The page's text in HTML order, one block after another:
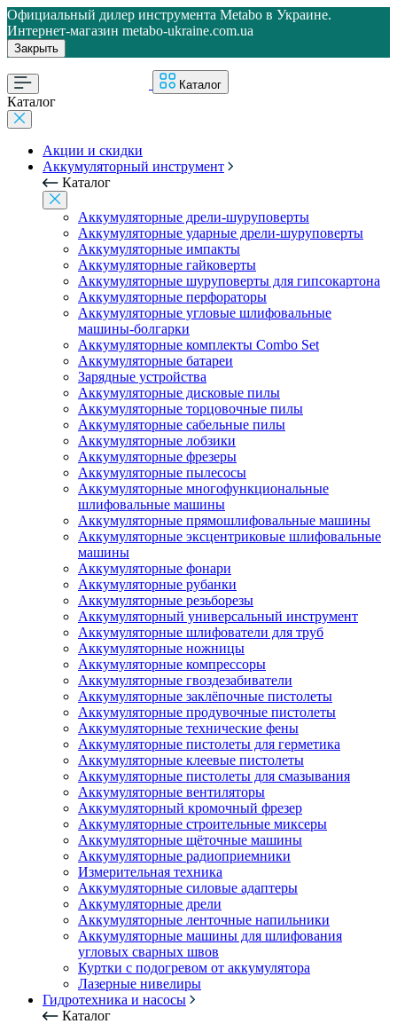
Официальный дилер инструмента Metabo в Украине.
Интернет-магазин metabo-ukraine.com.ua
Закрыть
Каталог
Каталог
Акции и скидки
Аккумуляторный инструмент
Каталог
Аккумуляторные дрели-шуруповерты
Аккумуляторные ударные дрели-шуруповерты
Аккумуляторные импакты
Аккумуляторные гайковерты
Аккумуляторные шуруповерты для гипсокартона
Аккумуляторные перфораторы
Аккумуляторные угловые шлифовальные
машины-болгарки
Аккумуляторные комплекты Combo Set
Аккумуляторные батареи
Зарядные устройства
Аккумуляторные дисковые пилы
Аккумуляторные торцовочные пилы
Аккумуляторные сабельные пилы
Аккумуляторные лобзики
Аккумуляторные фрезеры
Аккумуляторные пылесосы
Аккумуляторные многофункциональные
шлифовальные машины
Аккумуляторные прямошлифовальные машины
Аккумуляторные эксцентриковые шлифовальные
машины
Аккумуляторные фонари
Аккумуляторные рубанки
Аккумуляторные резьборезы
Аккумуляторный универсальный инструмент
Аккумуляторные шлифователи для труб
Аккумуляторные ножницы
Аккумуляторные компрессоры
Аккумуляторные гвоздезабиватели
Аккумуляторные заклёпочные пистолеты
Аккумуляторные продувочные пистолеты
Аккумуляторные технические фены
Аккумуляторные пистолеты для герметика
Аккумуляторные клеевые пистолеты
Аккумуляторные пистолеты для смазывания
Аккумуляторные вентиляторы
Аккумуляторный кромочный фрезер
Аккумуляторные строительные миксеры
Аккумуляторные щёточные машины
Аккумуляторные радиоприемники
Измерительная техника
Аккумуляторные силовые адаптеры
Аккумуляторные дрели
Аккумуляторные ленточные напильники
Аккумуляторные машины для шлифования
угловых сварных швов
Куртки с подогревом от аккумулятора
Лазерные нивелиры
Гидротехника и насосы
Каталог